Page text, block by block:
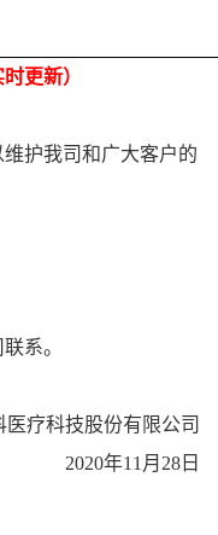
更新）
护我司和广大客户的
系。
医疗科技股份有限公司
2020年11 月28日